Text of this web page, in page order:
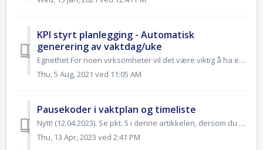
KPI styrt planlegging - Automatisk
generering av vaktdag/uke
Egnethet For noen virksomheter vil det være viktig å ha en stab med høy grad av fleksibilitet og tilgjengelighet. For eksempel ved inndekning av bemanning ...
Thu, 5 Aug, 2021 ved 11:05 AM
Pausekoder i vaktplan og timeliste
Nytt! (12.04.2023). Se pkt. 5 i denne artikkelen, dersom du tilbyr ansatte betalt pause, men fortsatt ønsker pausekode inkludert i vaktplanen. Vi tipser o...
Thu, 13 Apr, 2023 ved 2:41 PM